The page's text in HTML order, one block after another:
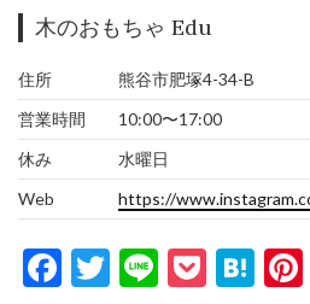
木のおもちゃ Edu
住所
熊谷市肥塚4-34-B
営業時間
10:00〜17:00
休み
水曜日
Web
https://
Facebook
Twitter
Line